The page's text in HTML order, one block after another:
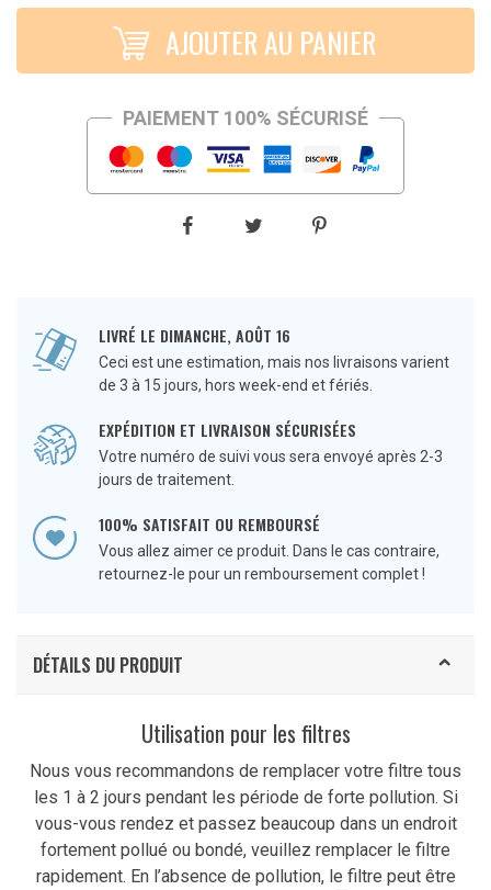
AJOUTER AU PANIER
PAIEMENT 100% SÉCURISÉ
LIVRÉ LE DIMANCHE, AOÛT 16
Ceci est une estimation, mais nos livraisons varient
de 3 à 15 jours, hors week-end et fériés.
EXPÉDITION ET LIVRAISON SÉCURISÉES
Votre numéro de suivi vous sera envoyé après 2-3
jours de traitement.
100% SATISFAIT OU REMBOURSÉ
Vous allez aimer ce produit. Dans le cas contraire,
retournez-le pour un remboursement complet !
DÉTAILS DU PRODUIT
Utilisation pour les filtres
Nous vous recommandons de remplacer votre filtre tous
les 1 à 2 jours pendant les période de forte pollution. Si
vous-vous rendez et passez beaucoup dans un endroit
fortement pollué ou bondé, veuillez remplacer le filtre
rapidement. En l’absence de pollution, le filtre peut être